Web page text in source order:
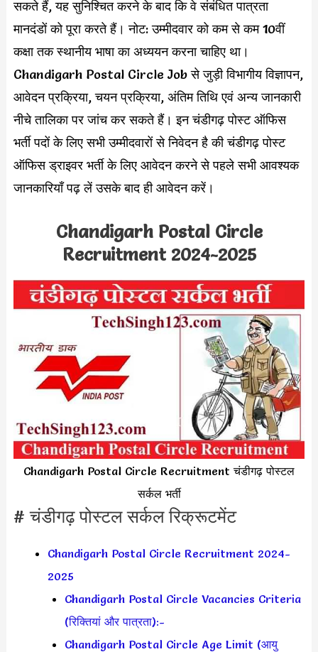
सकते हैं, यह सुनिश्चित करने के बाद कि वे संबंधित पात्रता
मानदंडों को पूरा करते हैं। नोट: उम्मीदवार को कम से कम 10वीं
कक्षा तक स्थानीय भाषा का अध्ययन करना चाहिए था।
Chandigarh Postal Circle Job से जुड़ी विभागीय विज्ञापन,
आवेदन प्रक्रिया, चयन प्रक्रिया, अंतिम तिथि एवं अन्य जानकारी
नीचे तालिका पर जांच कर सकते हैं। इन चंडीगढ़ पोस्ट ऑफिस
भर्ती पदों के लिए सभी उम्मीदवारों से निवेदन है की चंडीगढ़ पोस्ट
ऑफिस ड्राइवर भर्ती के लिए आवेदन करने से पहले सभी आवश्यक
जानकारियाँ पढ़ लें उसके बाद ही आवेदन करें।
Chandigarh Postal Circle
Recruitment 2024-2025
Chandigarh Postal Circle Recruitment चंडीगढ़ पोस्टल
सर्कल भर्ती
# चंडीगढ़ पोस्टल सर्कल रिक्रूटमेंट
Chandigarh Postal Circle Recruitment 2024-
2025
Chandigarh Postal Circle Vacancies Criteria
(रिक्तियां और पात्रता):-
Chandigarh Postal Circle Age Limit (आयु